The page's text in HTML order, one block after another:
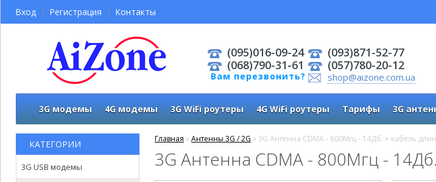
(095)016-09-24
(068)790-31-61
Вам перезвонить?
(093)871-52-77
(057)780-20-12
shop@aizone.com.ua
Вход Регистрация Контакты
3G модемы 4G модемы 3G WiFi роутеры 4G WiFi роутеры Тарифы 3G
КАТЕГОРИИ
3G USB модемы
Главная » Антенны 3G / 2G » 3G Антенна CDMA - 800Мгц - 14Дб. + кабель
3G Антенна CDMA - 800Мгц -